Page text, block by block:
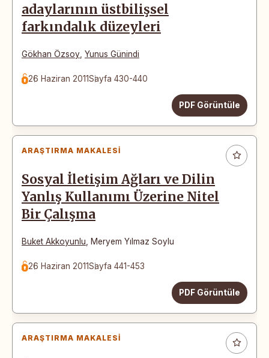
adaylarının üstbilişsel
farkındalık düzeyleri
Gökhan Özsoy Yunus Günindi
26 Haziran 2011Sayfa 430-440
PDF Görüntüle
ARAŞTIRMA MAKALESI
Sosyal İletişim Ağları ve Dilin
Yanlış Kullanımı Üzerine Nitel
Bir Çalışma
Buket Akkoyunlu Meryem Yılmaz Soylu
26 Haziran 2011Sayfa 441-453
PDF Görüntüle
ARAŞTIRMA MAKALESI